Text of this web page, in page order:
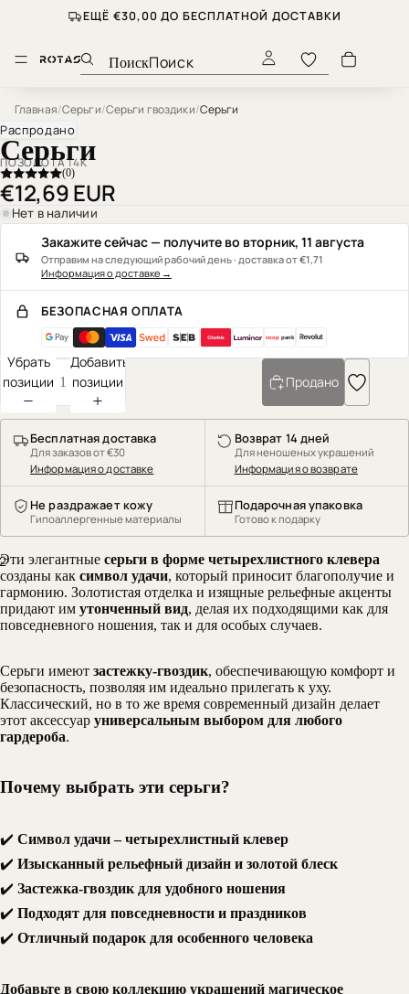
ЕЩЁ €30,00 ДО БЕСПЛАТНОЙ ДОСТАВКИ
Поиск
Главная/Серьги/Серьги гвоздики/Серьги
Распродано
Серьги
ПОЗОЛОТА 14К
(0)
€12,69 EUR
Нет в наличии
Закажите сейчас — получите во вторник, 11 августа
Отправим на следующий рабочий день · доставка от €1,71
Информация о доставке →
БЕЗОПАСНАЯ ОПЛАТА
cooppank
Убрать
позиции
Добавить
позиции
Продано
Бесплатная доставка
Для заказов от €30
Информация о доставке
Возврат 14 дней
Для неношеных украшений
Информация о возврате
Не раздражает кожу
Гипоаллергенные материалы
Подарочная упаковка
Готово к подарку
Эти элегантные серьги в форме четырехлистного клевера
созданы как символ удачи, который приносит благополучие и
гармонию. Золотистая отделка и изящные рельефные акценты
придают им утонченный вид, делая их подходящими как для
повседневного ношения, так и для особых случаев.
Серьги имеют застежку-гвоздик, обеспечивающую комфорт и
безопасность, позволяя им идеально прилегать к уху.
Классический, но в то же время современный дизайн делает
этот аксессуар универсальным выбором для любого
гардероба.
Почему выбрать эти серьги?
✔️ Символ удачи – четырехлистный клевер
✔️ Изысканный рельефный дизайн и золотой блеск
✔️ Застежка-гвоздик для удобного ношения
✔️ Подходят для повседневности и праздников
✔️ Отличный подарок для особенного человека
Добавьте в свою коллекцию украшений магическое